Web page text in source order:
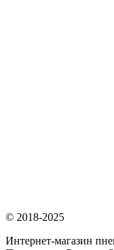
© 2018-2025
Интернет-магазин